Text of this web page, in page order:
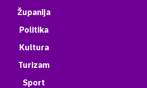
Županija
Politika
Kultura
Turizam
Sport